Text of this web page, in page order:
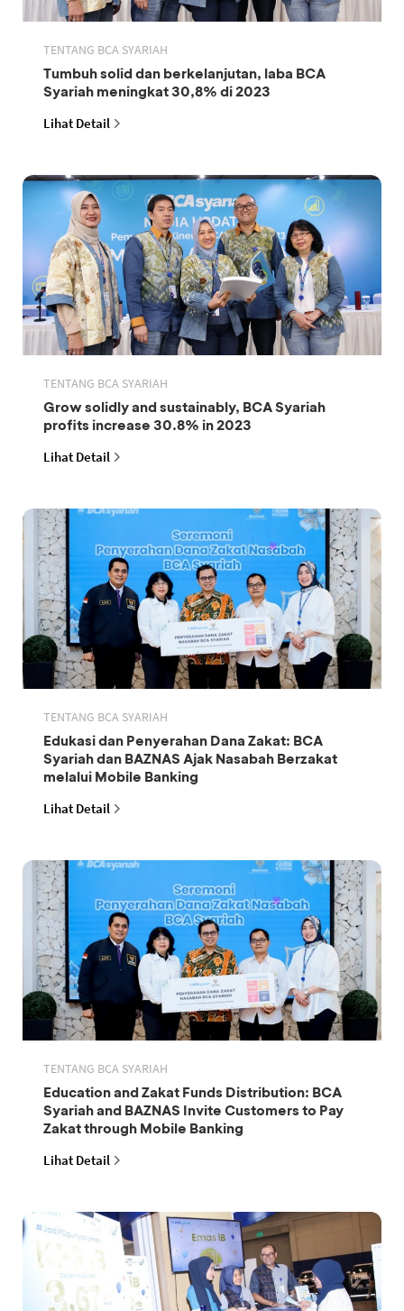
TENTANG BCA SYARIAH
Tumbuh solid dan berkelanjutan, laba BCA
Syariah meningkat 30,8% di 2023
Lihat Detail
TENTANG BCA SYARIAH
Grow solidly and sustainably, BCA Syariah
profits increase 30.8% in 2023
Lihat Detail
TENTANG BCA SYARIAH
Edukasi dan Penyerahan Dana Zakat: BCA
Syariah dan BAZNAS Ajak Nasabah Berzakat
melalui Mobile Banking
Lihat Detail
TENTANG BCA SYARIAH
Education and Zakat Funds Distribution: BCA
Syariah and BAZNAS Invite Customers to Pay
Zakat through Mobile Banking
Lihat Detail